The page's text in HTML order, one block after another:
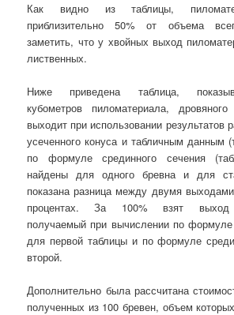
Как видно из таблицы,
приблизительно 50% от объема
заметить, что у хвойных выход
лиственных.
Ниже приведена таблица,
кубометров пиломатериала,
выходит при использовании результатов
усеченного конуса и табличным данным
по формуле срединного сечения
найдены для одного бревна и для
показана разница между двумя
процентах. За 100% взят выход
получаемый при вычислении по формуле
для первой таблицы и по формуле
второй.
Дополнительно была рассчитана
полученных из 100 бревен, объем